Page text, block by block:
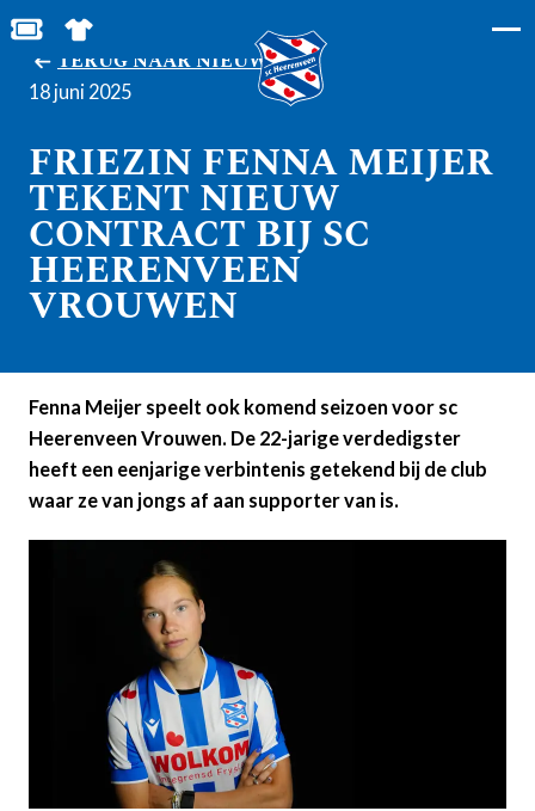
BESTEL JOUW TICKETS
SHOP IN DE FEANSTORE
TERUG NAAR NIEUWS
18 juni 2025
FRIEZIN FENNA MEIJER
TEKENT NIEUW
CONTRACT BIJ SC
HEERENVEEN
VROUWEN
Fenna Meijer speelt ook komend seizoen voor sc
Heerenveen Vrouwen. De 22-jarige verdedigster
heeft een eenjarige verbintenis getekend bij de club
waar ze van jongs af aan supporter van is.